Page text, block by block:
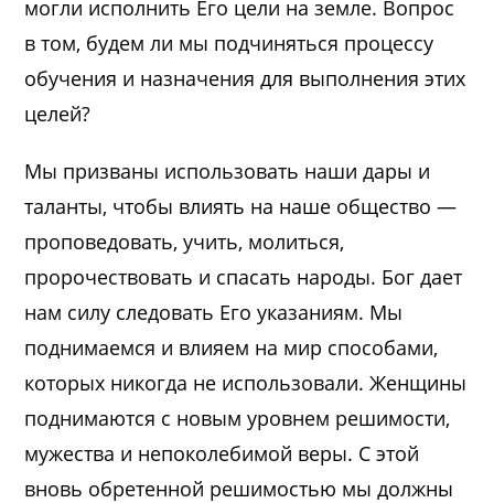
могли исполнить Его цели на земле. Вопрос
в том, будем ли мы подчиняться процессу
обучения и назначения для выполнения этих
целей?
Мы призваны использовать наши дары и
таланты, чтобы влиять на наше общество —
проповедовать, учить, молиться,
пророчествовать и спасать народы. Бог дает
нам силу следовать Его указаниям. Мы
поднимаемся и влияем на мир способами,
которых никогда не использовали. Женщины
поднимаются с новым уровнем решимости,
мужества и непоколебимой веры. С этой
вновь обретенной решимостью мы должны